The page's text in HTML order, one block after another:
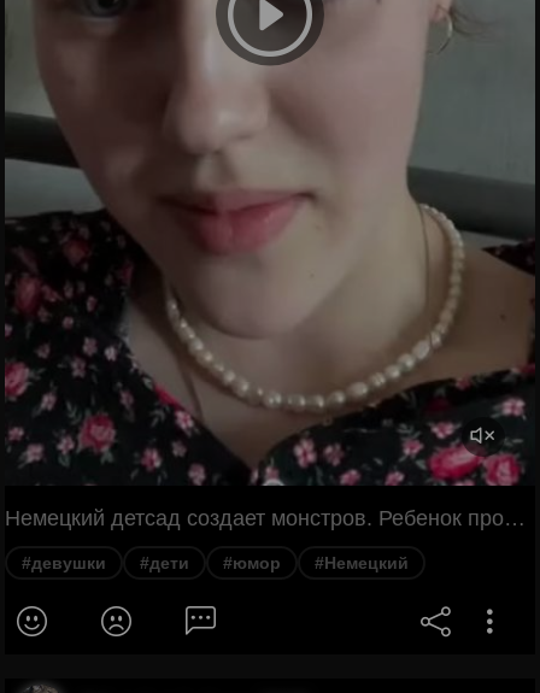
Немецкий детсад создает монстров. Ребенок произносит немецкие слова, которые звучат как рычание.
#девушки #дети #юмор #Немецкий